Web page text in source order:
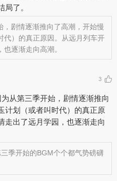
了。
，剧情逐渐推向了高潮，开始慢
代）的真正原因。从远月列车开
逐渐走向高潮。
3
为从第三季开始，剧情逐渐推向
计划（或者叫时代）的真正原
走出了远月学园，也逐渐走向
季开始的BGM个个都气势磅礴